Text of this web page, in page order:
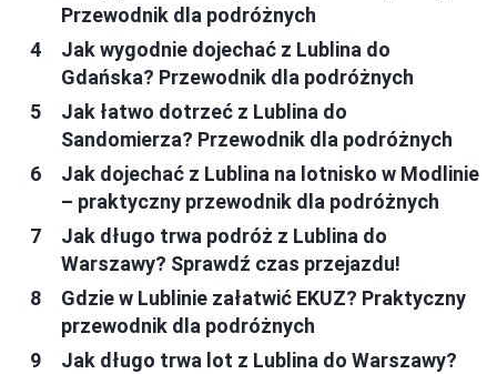
Przewodnik dla podróżnych
Jak wygodnie dojechać z Lublina do
Gdańska? Przewodnik dla podróżnych
Jak łatwo dotrzeć z Lublina do
Sandomierza? Przewodnik dla podróżnych
Jak dojechać z Lublina na lotnisko w Modlinie
– praktyczny przewodnik dla podróżnych
Jak długo trwa podróż z Lublina do
Warszawy? Sprawdź czas przejazdu!
Gdzie w Lublinie załatwić EKUZ? Praktyczny
przewodnik dla podróżnych
Jak długo trwa lot z Lublina do Warszawy?